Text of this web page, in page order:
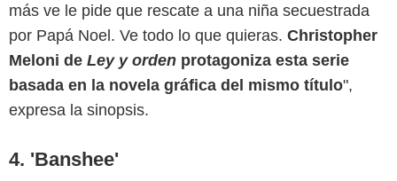
más ve le pide que rescate a una niña secuestrada
por Papá Noel. Ve todo lo que quieras. Christopher
Meloni de Ley y orden protagoniza esta serie
basada en la novela gráfica del mismo título",
expresa la sinopsis.
4. 'Banshee'